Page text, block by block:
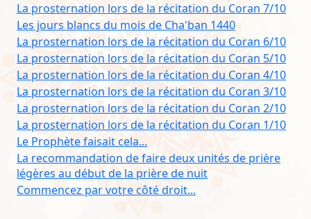
La prosternation lors de la récitation du Coran 7/10
Les jours blancs du mois de Cha'ban 1440
La prosternation lors de la récitation du Coran 6/10
La prosternation lors de la récitation du Coran 5/10
La prosternation lors de la récitation du Coran 4/10
La prosternation lors de la récitation du Coran 3/10
La prosternation lors de la récitation du Coran 2/10
La prosternation lors de la récitation du Coran 1/10
Le Prophète faisait cela...
La recommandation de faire deux unités de prière
légères au début de la prière de nuit
Commencez par votre côté droit...